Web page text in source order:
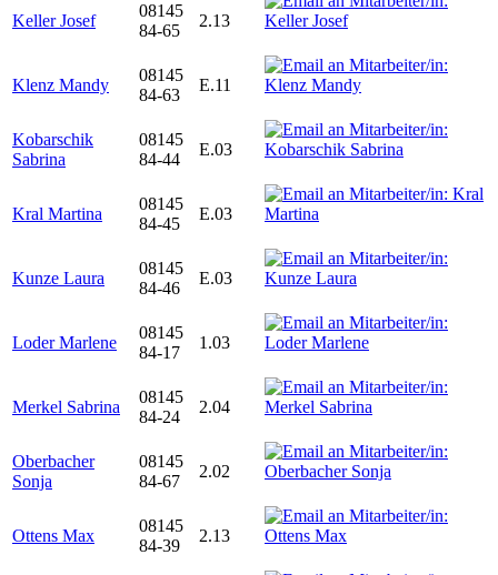
Keller Josef
08145
84-65
2.13
Klenz Mandy
08145
84-63
E.11
Kobarschik
Sabrina
08145
84-44
E.03
Kral Martina
08145
84-45
E.03
Kunze Laura
08145
84-46
E.03
Loder Marlene
08145
84-17
1.03
Merkel Sabrina
08145
84-24
2.04
Oberbacher
Sonja
08145
84-67
2.02
Ottens Max
08145
84-39
2.13